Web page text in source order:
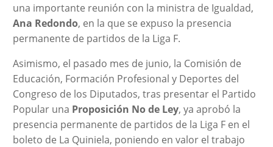
una importante reunión con la ministra de Igualdad,
Ana Redondo, en la que se expuso la presencia
permanente de partidos de la Liga F.
Asimismo, el pasado mes de junio, la Comisión de
Educación, Formación Profesional y Deportes del
Congreso de los Diputados, tras presentar el Partido
Popular una Proposición No de Ley, ya aprobó la
presencia permanente de partidos de la Liga F en el
boleto de La Quiniela, poniendo en valor el trabajo